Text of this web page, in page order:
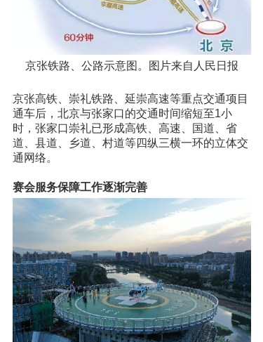
京张铁路、公路示意图。图片来自人民日报
京张高铁、崇礼铁路、延崇高速等重点交通项目
通车后，北京与张家口的交通时间缩短至1小
时，张家口崇礼已形成高铁、高速、国道、省
道、县道、乡道、村道等四纵三横一环的立体交
通网络。
赛会服务保障工作逐渐完善